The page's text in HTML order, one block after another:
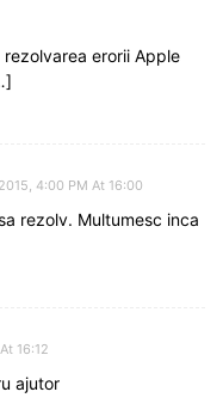
erorii Apple
4:00 PM At 16:00
rezolv. Multumesc inca
16:12
ajutor